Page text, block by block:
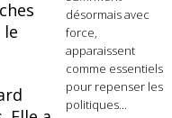
désormais avec
force,
apparaissent
comme essentiels
pour repenser les
politiques...